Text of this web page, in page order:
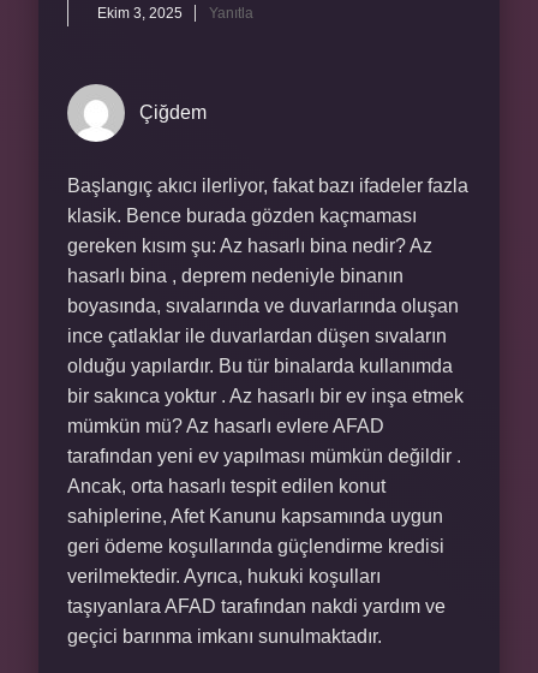
Ekim 3, 2025 Yanıtla
Çiğdem
Başlangıç akıcı ilerliyor, fakat bazı ifadeler fazla
klasik. Bence burada gözden kaçmaması
gereken kısım şu: Az hasarlı bina nedir? Az
hasarlı bina , deprem nedeniyle binanın
boyasında, sıvalarında ve duvarlarında oluşan
ince çatlaklar ile duvarlardan düşen sıvaların
olduğu yapılardır. Bu tür binalarda kullanımda
bir sakınca yoktur . Az hasarlı bir ev inşa etmek
mümkün mü? Az hasarlı evlere AFAD
tarafından yeni ev yapılması mümkün değildir .
Ancak, orta hasarlı tespit edilen konut
sahiplerine, Afet Kanunu kapsamında uygun
geri ödeme koşullarında güçlendirme kredisi
verilmektedir. Ayrıca, hukuki koşulları
taşıyanlara AFAD tarafından nakdi yardım ve
geçici barınma imkanı sunulmaktadır.